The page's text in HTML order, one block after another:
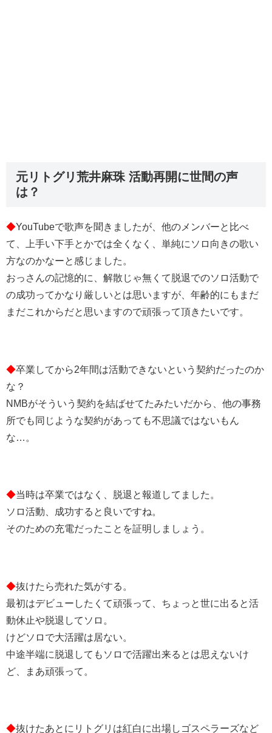
元リトグリ荒井麻珠 活動再開に世間の声
は？
◆YouTubeで歌声を聞きましたが、他のメンバーと比べ
て、上手い下手とかでは全くなく、単純にソロ向きの歌い
方なのかなーと感じました。
おっさんの記憶的に、解散じゃ無くて脱退でのソロ活動で
の成功ってかなり厳しいとは思いますが、年齢的にもまだ
まだこれからだと思いますので頑張って頂きたいです。
◆卒業してから2年間は活動できないという契約だったのか
な？
NMBがそういう契約を結ばせてたみたいだから、他の事務
所でも同じような契約があっても不思議ではないもん
な…。
◆当時は卒業ではなく、脱退と報道してました。
ソロ活動、成功すると良いですね。
そのための充電だったことを証明しましょう。
◆抜けたら売れた気がする。
最初はデビューしたくて頑張って、ちょっと世に出ると活
動休止や脱退してソロ。
けどソロで大活躍は居ない。
中途半端に脱退してもソロで活躍出来るとは思えないけ
ど、まあ頑張って。
◆抜けたあとにリトグリは紅白に出場しゴスペラーズなど